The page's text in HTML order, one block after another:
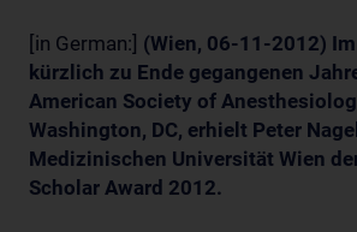
[in German:] (Wien, 06-11-2012)
kürzlich zu Ende gegangenen
American Society of
Washington, DC, erhielt Peter
Medizinischen Universität Wien
Scholar Award 2012.